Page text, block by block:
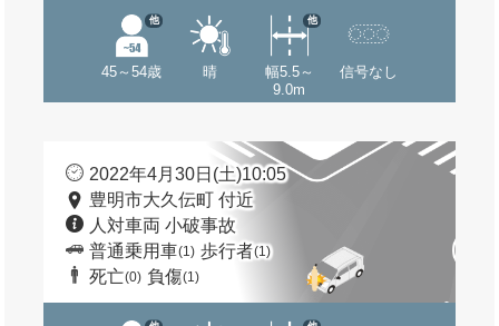
45～54歳
他
晴
幅5.5～
9.0m
他
信号なし
2022年4月30日(土)10:05
豊明市大久伝町 付近
人対車両 小破事故
普通乗用車(1) 歩行者(1)
死亡(0) 負傷(1)